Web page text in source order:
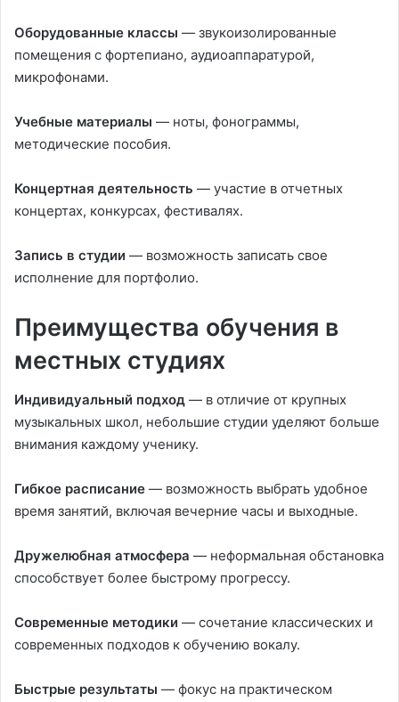
Оборудованные классы — звукоизолированные
помещения с фортепиано, аудиоаппаратурой,
микрофонами.
Учебные материалы — ноты, фонограммы,
методические пособия.
Концертная деятельность — участие в отчетных
концертах, конкурсах, фестивалях.
Запись в студии — возможность записать свое
исполнение для портфолио.
Преимущества обучения в
местных студиях
Индивидуальный подход — в отличие от крупных
музыкальных школ, небольшие студии уделяют больше
внимания каждому ученику.
Гибкое расписание — возможность выбрать удобное
время занятий, включая вечерние часы и выходные.
Дружелюбная атмосфера — неформальная обстановка
способствует более быстрому прогрессу.
Современные методики — сочетание классических и
современных подходов к обучению вокалу.
Быстрые результаты — фокус на практическом